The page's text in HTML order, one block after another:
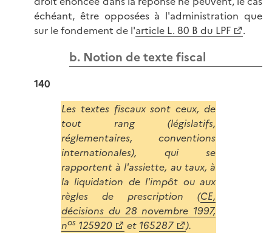
échéant, être opposées à l'administration que
sur le fondement de l'article L. 80 B du LPF .
b. Notion de texte fiscal
140
Les textes fiscaux sont ceux, de
tout rang (législatifs,
réglementaires, conventions
internationales), qui se
rapportent à l'assiette, au taux, à
la liquidation de l'impôt ou aux
règles de prescription (CE,
décisions du 28 novembre 1997,
nos125920 et 165287 ).